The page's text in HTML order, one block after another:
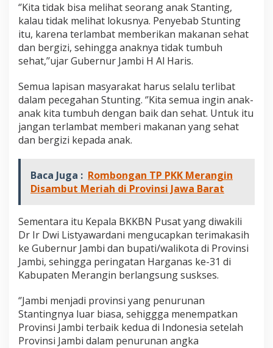
‘’Kita tidak bisa melihat seorang anak Stanting,
kalau tidak melihat lokusnya. Penyebab Stunting
itu, karena terlambat memberikan makanan sehat
dan bergizi, sehingga anaknya tidak tumbuh
sehat,’’ujar Gubernur Jambi H Al Haris.
Semua lapisan masyarakat harus selalu terlibat
dalam pecegahan Stunting. ‘’Kita semua ingin anak-
anak kita tumbuh dengan baik dan sehat. Untuk itu
jangan terlambat memberi makanan yang sehat
dan bergizi kepada anak.
Baca Juga : Rombongan TP PKK Merangin
Disambut Meriah di Provinsi Jawa Barat
Sementara itu Kepala BKKBN Pusat yang diwakili
Dr Ir Dwi Listyawardani mengucapkan terimakasih
ke Gubernur Jambi dan bupati/walikota di Provinsi
Jambi, sehingga peringatan Harganas ke-31 di
Kabupaten Merangin berlangsung suskses.
‘’Jambi menjadi provinsi yang penurunan
Stantingnya luar biasa, sehiggga menempatkan
Provinsi Jambi terbaik kedua di Indonesia setelah
Provinsi Jambi dalam penurunan angka